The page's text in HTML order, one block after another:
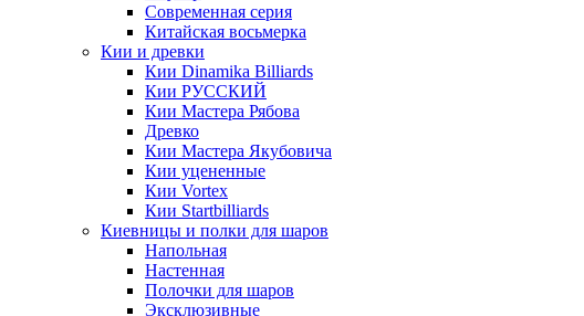
Современная серия
Китайская восьмерка
Кии и древки
Кии Dinamika Billiards
Кии РУССКИЙ
Кии Мастера Рябова
Древко
Кии Мастера Якубовича
Кии уцененные
Кии Vortex
Кии Startbilliards
Киевницы и полки для шаров
Напольная
Настенная
Полочки для шаров
Эксклюзивные